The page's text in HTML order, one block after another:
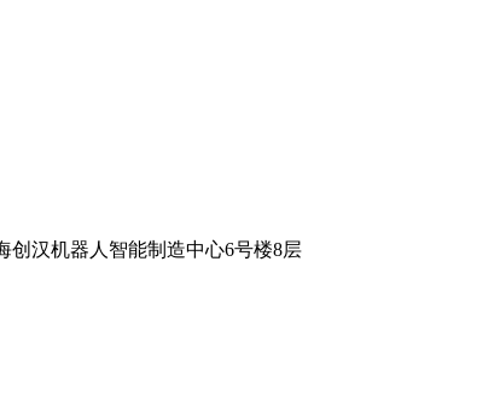
创汉机器人智能制造中心6号楼8层